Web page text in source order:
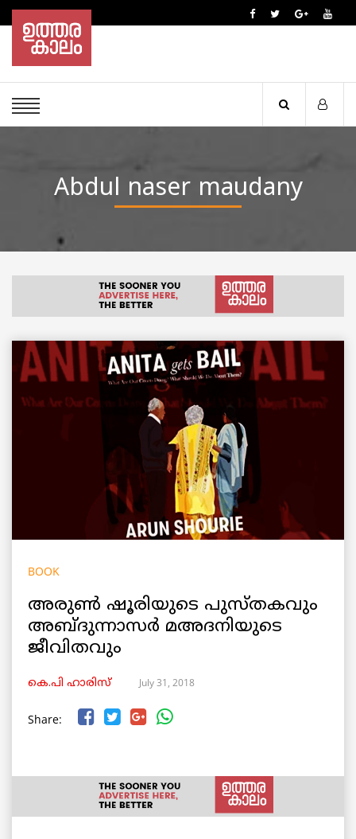
Abdul naser maudany
BOOK
അരുൺ ഷൂരിയുടെ പുസ്തകവും
അബ്ദുന്നാസർ മഅദനിയുടെ
ജീവിതവും
കെ.പി ഹാരിസ് July 31, 2018
Share: